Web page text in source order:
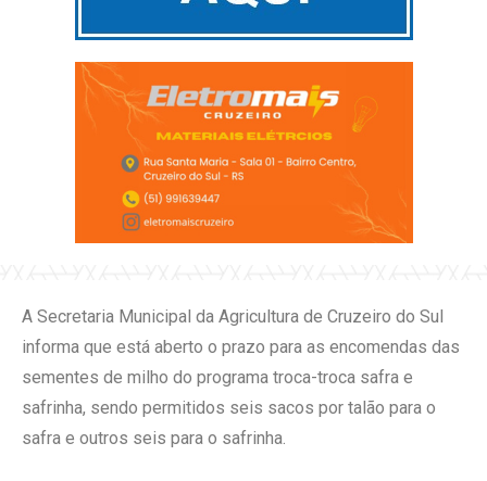
A Secretaria Municipal da Agricultura de Cruzeiro do Sul
informa que está aberto o prazo para as encomendas das
sementes de milho do programa troca-troca safra e
safrinha, sendo permitidos seis sacos por talão para o
safra e outros seis para o safrinha.